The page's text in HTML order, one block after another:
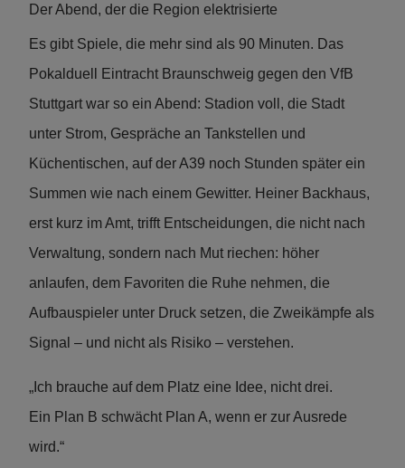
Der Abend, der die Region elektrisierte
Es gibt Spiele, die mehr sind als 90 Minuten. Das
Pokalduell Eintracht Braunschweig gegen den VfB
Stuttgart war so ein Abend: Stadion voll, die Stadt
unter Strom, Gespräche an Tankstellen und
Küchentischen, auf der A39 noch Stunden später ein
Summen wie nach einem Gewitter. Heiner Backhaus,
erst kurz im Amt, trifft Entscheidungen, die nicht nach
Verwaltung, sondern nach Mut riechen: höher
anlaufen, dem Favoriten die Ruhe nehmen, die
Aufbauspieler unter Druck setzen, die Zweikämpfe als
Signal – und nicht als Risiko – verstehen.
„Ich brauche auf dem Platz eine Idee, nicht drei.
Ein Plan B schwächt Plan A, wenn er zur Ausrede
wird.“